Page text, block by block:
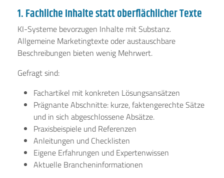
1. Fachliche Inhalte statt oberflächlicher Texte
KI-Systeme bevorzugen Inhalte mit Substanz.
Allgemeine Marketingtexte oder austauschbare
Beschreibungen bieten wenig Mehrwert.
Gefragt sind:
Fachartikel mit konkreten Lösungsansätzen
Prägnante Abschnitte: kurze, faktengerechte Sätze
und in sich abgeschlossene Absätze.
Praxisbeispiele und Referenzen
Anleitungen und Checklisten
Eigene Erfahrungen und Expertenwissen
Aktuelle Brancheninformationen